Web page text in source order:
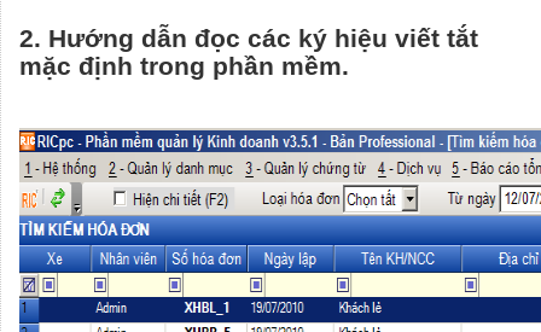
2. Hướng dẫn đọc các ký hiệu viết tắt
mặc định trong phần mềm.